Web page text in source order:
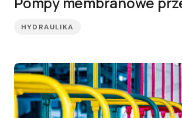
HYDRAULIKA